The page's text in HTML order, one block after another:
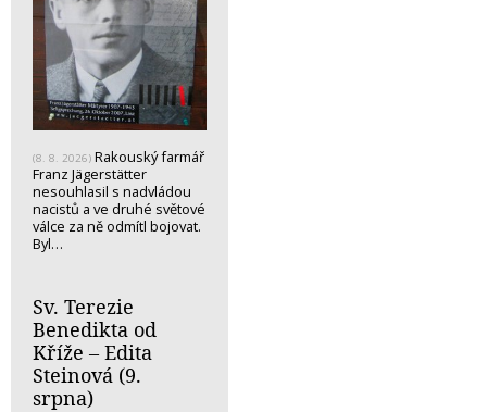
(8. 8. 2026) Rakouský farmář
Franz Jägerstätter
nesouhlasil s nadvládou
nacistů a ve druhé světové
válce za ně odmítl bojovat.
Byl…
Sv. Terezie
Benedikta od
Kříže – Edita
Steinová (9.
srpna)